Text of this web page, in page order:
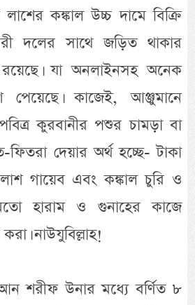
কঙ্কাল উচ্চ দামে বিক্রি
দলের সাথে জড়িত থাকার
যা অনলাইনসহ অনেক
পেয়েছে। কাজেই, আঞ্জুমানে
কুরবানীর পশুর চামড়া বা
দেয়ার অর্থ হচ্ছে- টাকা
গায়েব এবং কঙ্কাল চুরি ও
হারাম ও গুনাহের কাজে
নাউযুবিল্লাহ!
শরীফ উনার মধ্যে বর্ণিত ৮